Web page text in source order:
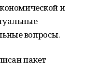
и
вопросы.
пакет